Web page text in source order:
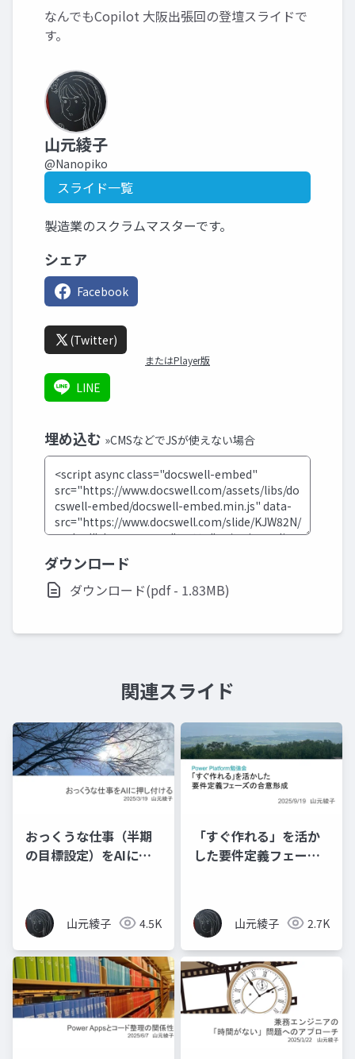
なんでもCopilot 大阪出張回の登壇スライドで
す。
山元綾子
@Nanopiko
スライド一覧
製造業のスクラムマスターです。
シェア
Facebook
(Twitter)
またはPlayer版
LINE
埋め込む »CMSなどでJSが使えない場合
ダウンロード
ダウンロード(pdf - 1.83MB)
関連スライド
おっくうな仕事（半期
の目標設定）をAIに押
山元綾子 4.5K
「すぐ作れる」を活か
した要件定義フェーズ
山元綾子 2.7K